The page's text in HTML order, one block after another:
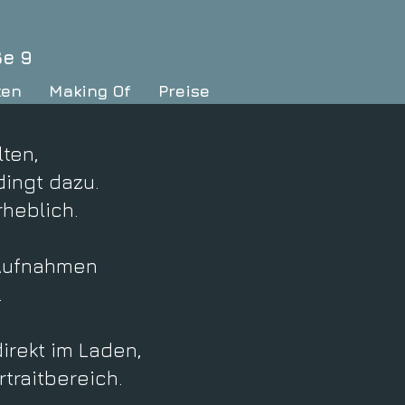
9
Making Of Preise
dazu.
im Laden,